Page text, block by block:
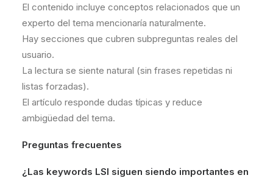
El contenido incluye conceptos relacionados que un
experto del tema mencionaría naturalmente.
Hay secciones que cubren subpreguntas reales del
usuario.
La lectura se siente natural (sin frases repetidas ni
listas forzadas).
El artículo responde dudas típicas y reduce
ambigüedad del tema.
Preguntas frecuentes
¿Las keywords LSI siguen siendo importantes en